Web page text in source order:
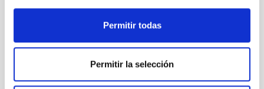
Permitir todas
Permitir la selección
talent.